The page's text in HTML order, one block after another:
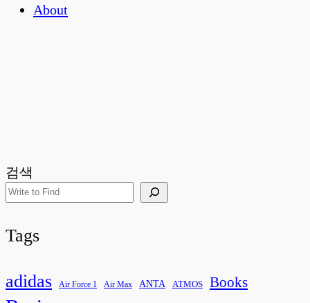
About
검색
Tags
adidas Air Force 1 Air Max ANTA ATMOS Books